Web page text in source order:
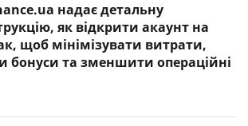
надає детальну
як відкрити акаунт на
щоб мінімізувати витрати,
бонуси та зменшити операційні